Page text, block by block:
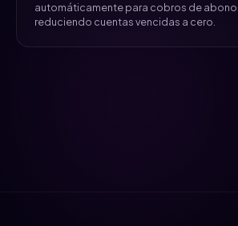
automáticamente para cobros de
reduciendo cuentas vencidas a cero.